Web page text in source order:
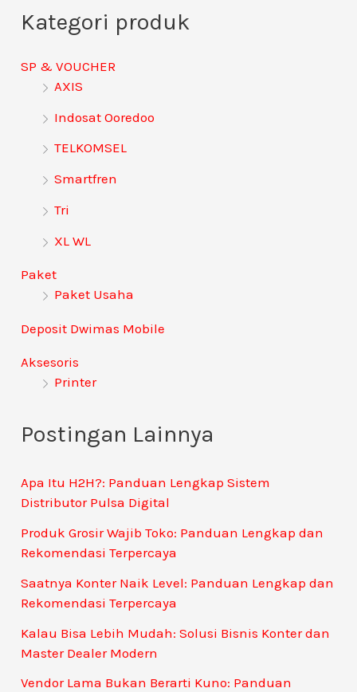
r
u
Kategori produk
SP & VOUCHER
AXIS
Indosat Ooredoo
TELKOMSEL
Smartfren
Tri
XL WL
Paket
Paket Usaha
Deposit Dwimas Mobile
Aksesoris
Printer
Postingan Lainnya
Apa Itu H2H?: Panduan Lengkap Sistem
Distributor Pulsa Digital
Produk Grosir Wajib Toko: Panduan Lengkap dan
Rekomendasi Terpercaya
Saatnya Konter Naik Level: Panduan Lengkap dan
Rekomendasi Terpercaya
Kalau Bisa Lebih Mudah: Solusi Bisnis Konter dan
Master Dealer Modern
Vendor Lama Bukan Berarti Kuno: Panduan